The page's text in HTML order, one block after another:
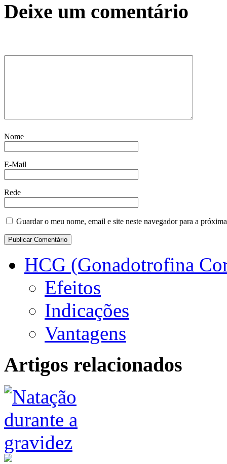
Deixe um comentário
Nome
E-Mail
Rede
Guardar o meu nome, email e site neste navegador para a
HCG (Gonadotrofina
Efeitos
Indicações
Vantagens
Artigos relacionados